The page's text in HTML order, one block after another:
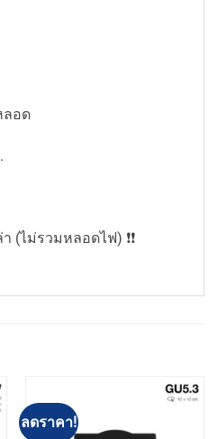
ลอด
(ไม่รวมหลอดไฟ) ❗️❗️
ลดราคา!